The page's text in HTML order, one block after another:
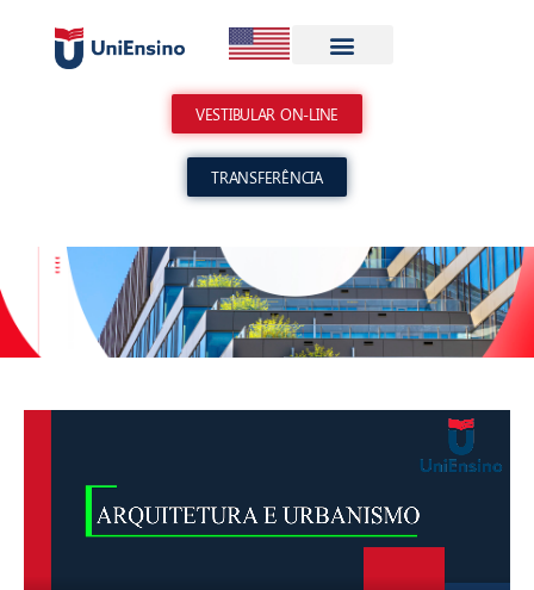
Meu Espaço
VESTIBULAR ON-LINE
TRANSFERÊNCIA